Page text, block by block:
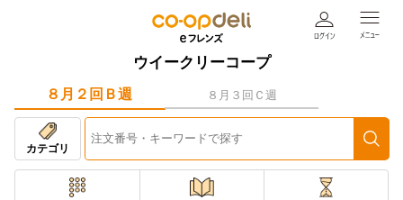
ウイークリーコープ
８月２回Ｂ週 ８月３回Ｃ週
カテゴリ